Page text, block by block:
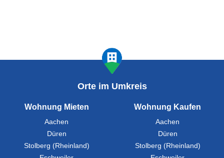
Orte im Umkreis
Wohnung Mieten
Aachen
Düren
Stolberg (Rheinland)
Wohnung Kaufen
Aachen
Düren
Stolberg (Rheinland)